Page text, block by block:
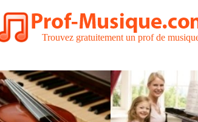
Trouvez gratuitement un prof de